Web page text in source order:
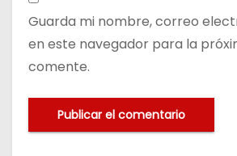
Guarda mi nombre, correo
en este navegador para la
comente.